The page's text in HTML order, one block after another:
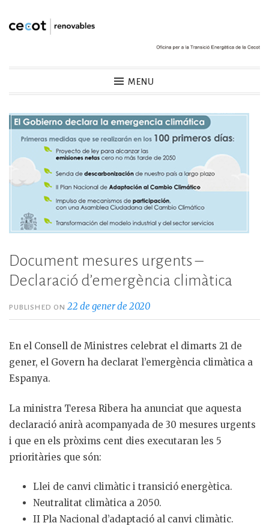
Skip
Cecot Renovables
MENU
Document mesures urgents –
Declaració d’emergència climàtica
PUBLISHED ON22 de gener de 2020
En el Consell de Ministres celebrat el dimarts 21 de
gener, el Govern ha declarat l’emergència climàtica a
Espanya.
La ministra Teresa Ribera ha anunciat que aquesta
declaració anirà acompanyada de 30 mesures urgents
i que en els pròxims cent dies executaran les 5
prioritàries que són:
Llei de canvi climàtic i transició energètica.
Neutralitat climàtica a 2050.
II Pla Nacional d’adaptació al canvi climàtic.